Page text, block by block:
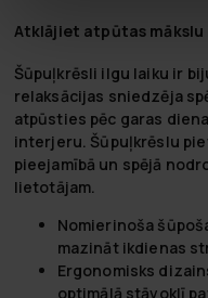
Atklājiet atpūtas mākslu
Šūpuļkrēsli ilgu laiku ir
relaksācijas sniedzēja
atpūsties pēc garas
interjeru. Šūpuļkrēslu
pieejamībā un spējā
lietotājam.
Nomierinoša
mazināt ikdienas
Ergonomisks
optimālā stāvoklī